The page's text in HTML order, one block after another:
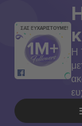
ΣΑΣ ΕΥΧΑΡΙΣΤΟΥΜΕ!
Η